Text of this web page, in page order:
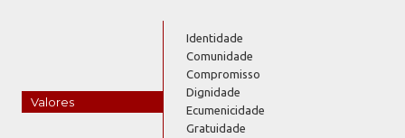
Valores
Identidade
Comunidade
Compromisso
Dignidade
Ecumenicidade
Gratuidade